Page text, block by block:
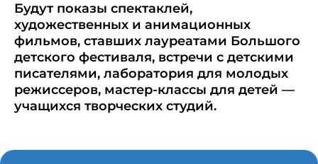
Будут показы спектаклей,
художественных и анимационных
фильмов, ставших лауреатами Большого
детского фестиваля, встречи с детскими
писателями, лаборатория для молодых
режиссеров, мастер-классы для детей —
учащихся творческих студий.